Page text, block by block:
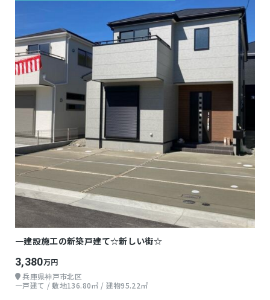
一建設施工の新築戸建て☆新しい街☆
3,380万円
兵庫県神戸市北区
一戸建て / 敷地136.80㎡ / 建物95.22㎡